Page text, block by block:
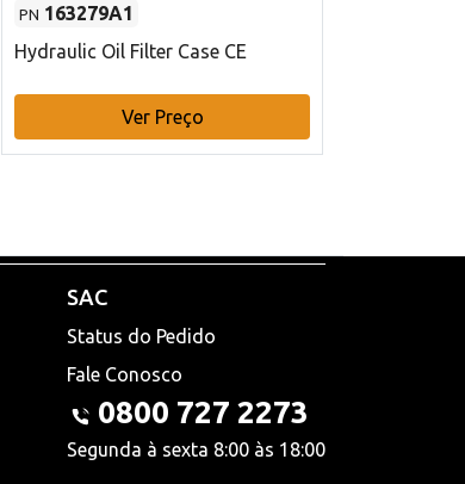
PN 163279A1
Hydraulic Oil Filter Case CE
Ver Preço
SAC
Status do Pedido
Fale Conosco
0800 727 2273
Segunda à sexta 8:00 às 18:00